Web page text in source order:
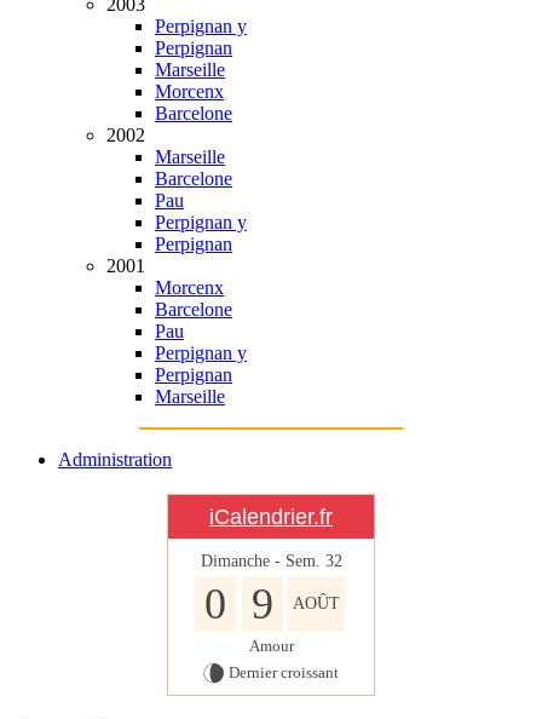
2003
Perpignan y
Perpignan
Marseille
Morcenx
Barcelone
2002
Marseille
Barcelone
Pau
Perpignan y
Perpignan
2001
Morcenx
Barcelone
Pau
Perpignan y
Perpignan
Marseille
Administration
iCalendrier.fr
Dimanche - Sem. 32
0 9 AOÛT
Amour
Dernier croissant